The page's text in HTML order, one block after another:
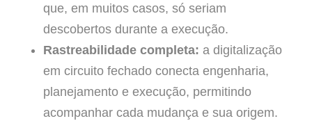
que, em muitos casos, só seriam
descobertos durante a execução.
Rastreabilidade completa: a digitalização
em circuito fechado conecta engenharia,
planejamento e execução, permitindo
acompanhar cada mudança e sua origem.